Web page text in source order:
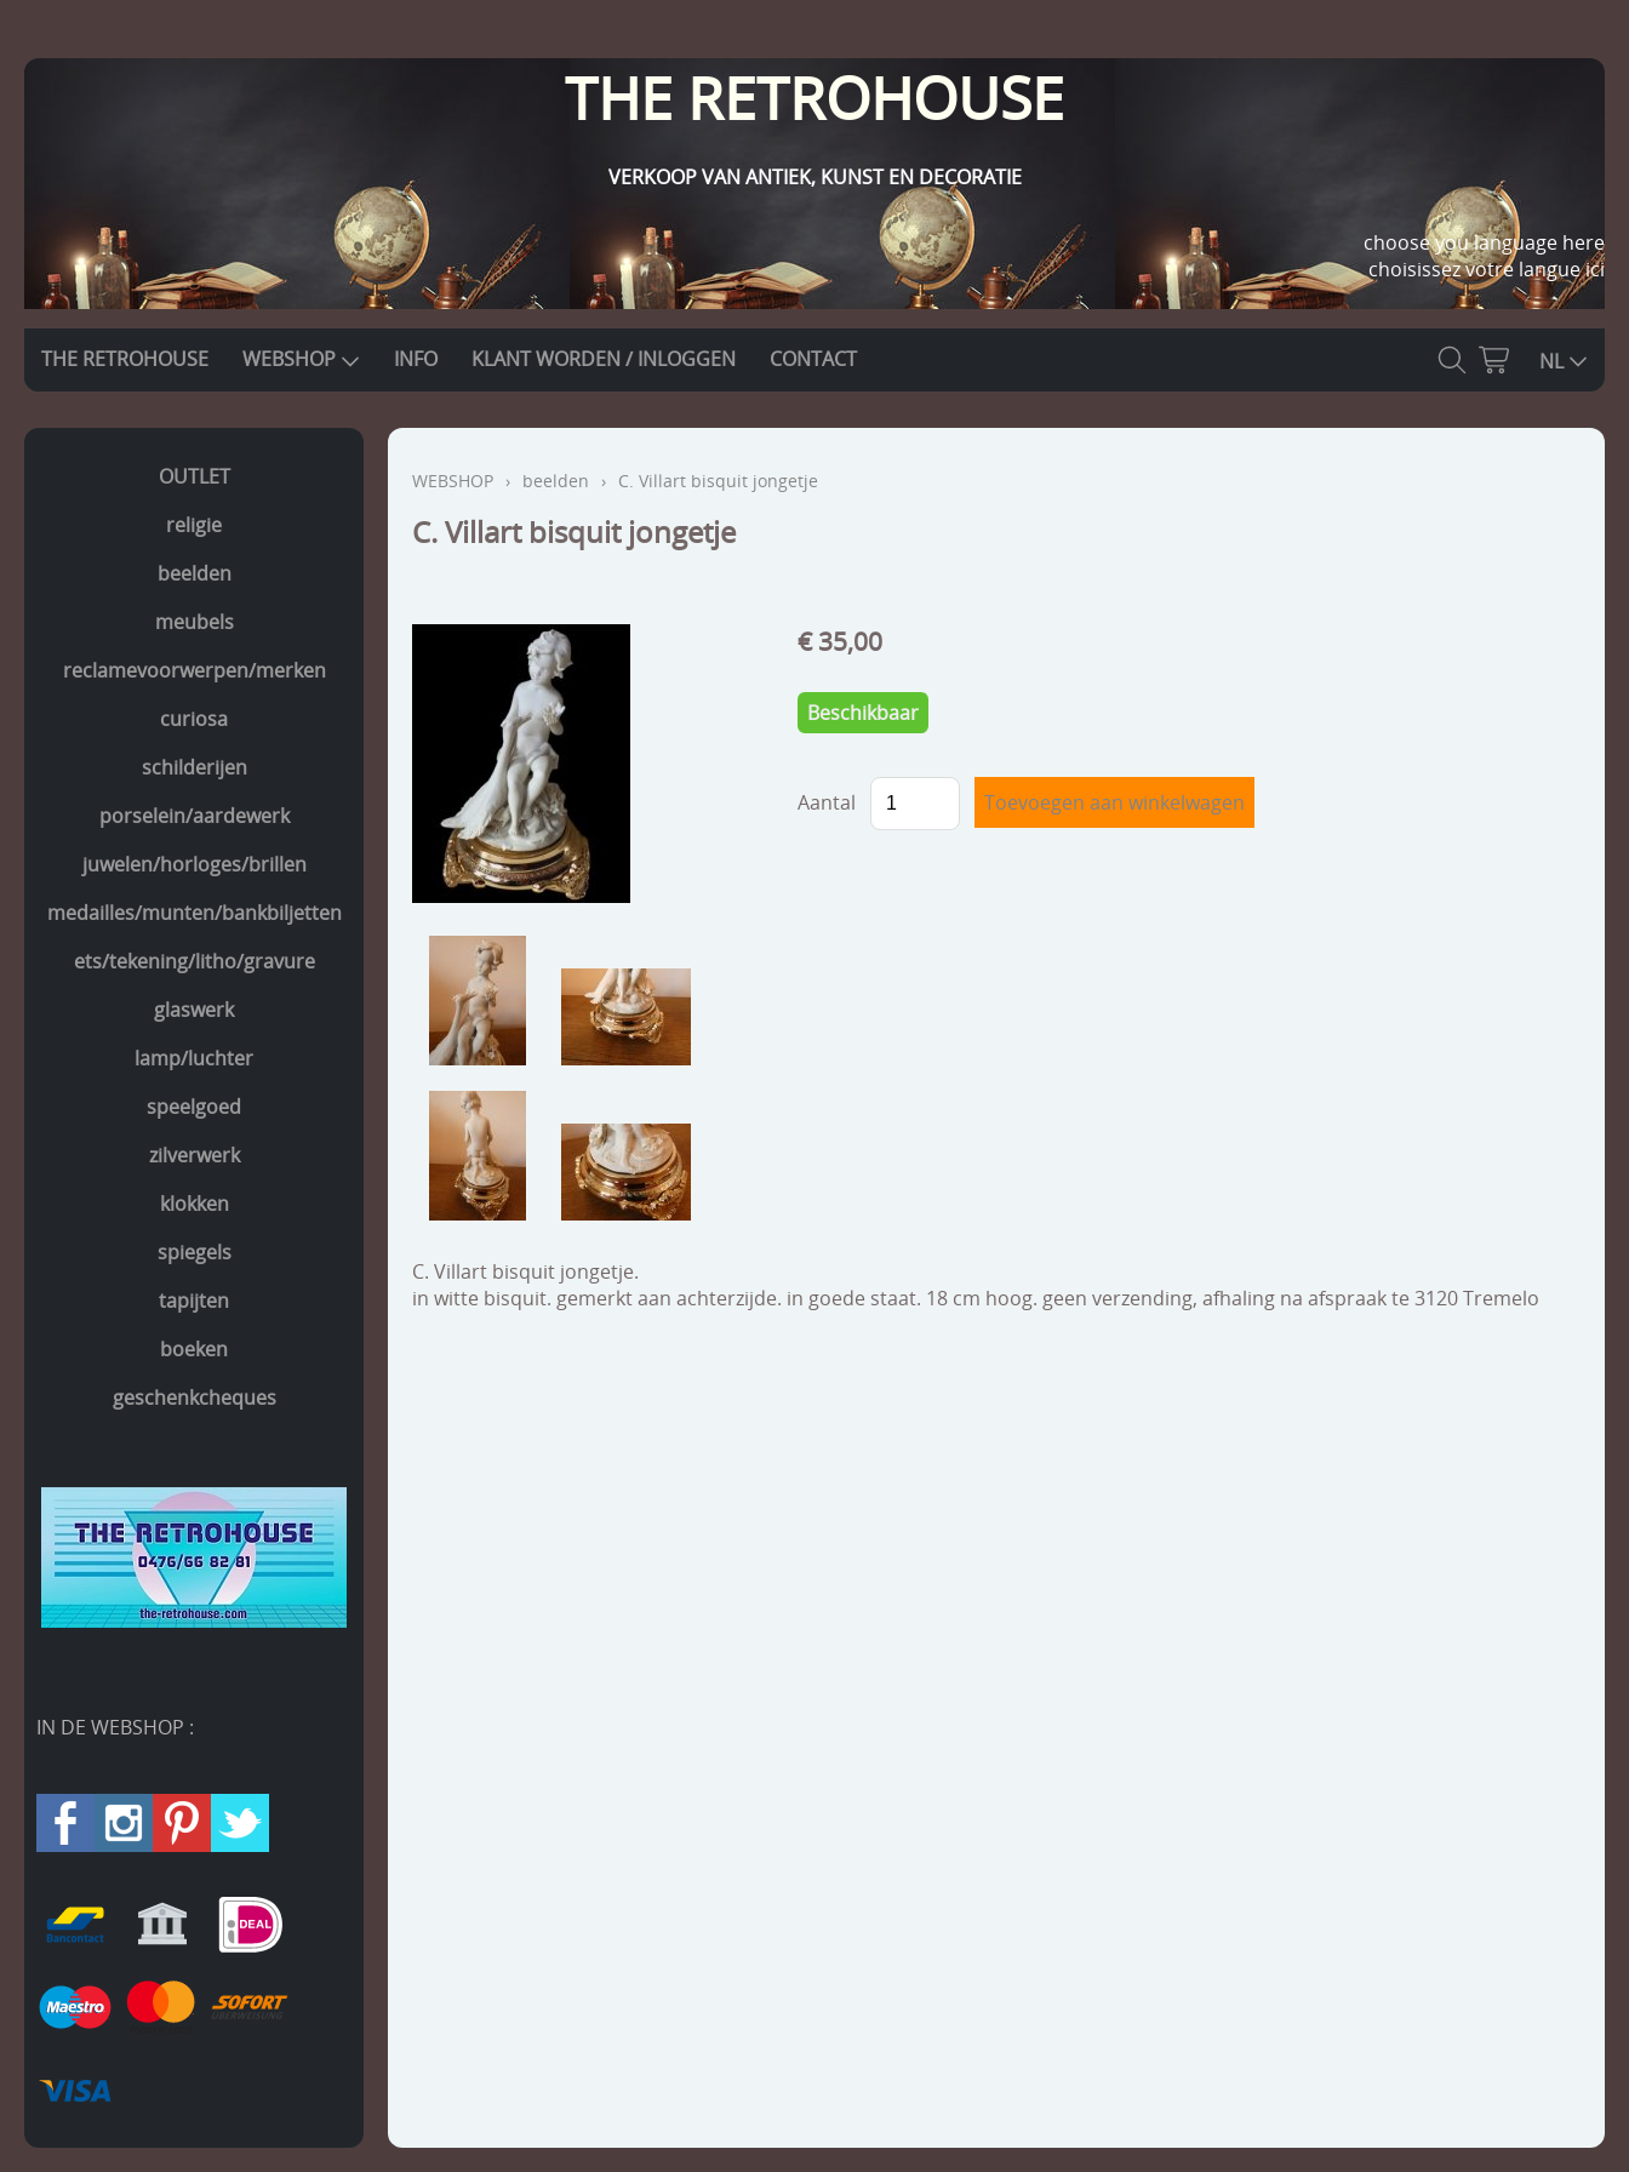
THE RETROHOUSE
VERKOOP VAN ANTIEK, KUNST EN DECORATIE
choose you language here
choisissez votre langue ici
THE RETROHOUSE WEBSHOP INFO KLANT WORDEN / INLOGGEN CONTACT NL
OUTLET
religie
beelden
meubels
reclamevoorwerpen/merken
curiosa
schilderijen
porselein/aardewerk
juwelen/horloges/brillen
medailles/munten/bankbiljetten
ets/tekening/litho/gravure
glaswerk
lamp/luchter
speelgoed
zilverwerk
klokken
spiegels
tapijten
boeken
geschenkcheques
IN DE WEBSHOP :
WEBSHOP › beelden › C. Villart bisquit jongetje
C. Villart bisquit jongetje
€ 35,00
Beschikbaar
Aantal
C. Villart bisquit jongetje.
in witte bisquit. gemerkt aan achterzijde. in goede staat. 18 cm hoog. geen verzending, afhaling na afspraak te 3120 Tremelo